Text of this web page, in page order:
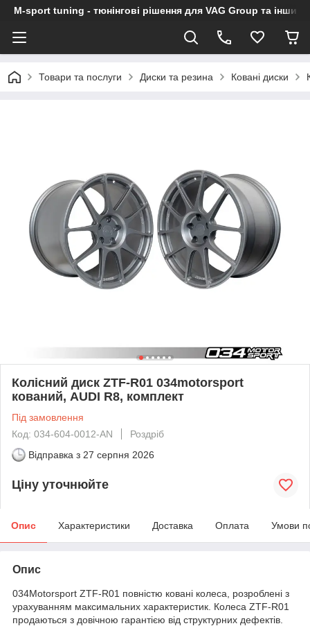
M-sport tuning - тюнінгові рішення для VAG Group та інших
Товари та послуги Диски та резина Ковані диски
Колісний диск ZTF-R01 034motorsport
кований, AUDI R8, комплект
Під замовлення
Код: 034-604-0012-AN
Роздріб
Відправка з 27 серпня 2026
Ціну уточнюйте
Опис Характеристики Доставка Оплата Умови
Опис
034Motorsport ZTF-R01 повністю ковані колеса, розроблені з
урахуванням максимальних характеристик. Колеса ZTF-R01
продаються з довічною гарантією від структурних дефектів.